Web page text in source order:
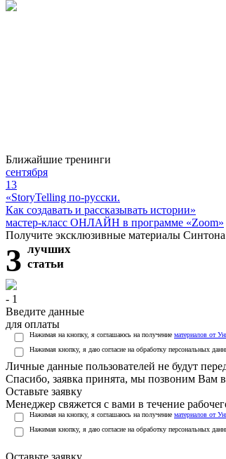
Ближайшие тренинги
сентября
13
«StoryTelling по-русски.
Как создавать и рассказывать истории»
мастер-класс ОНЛАЙН в программе «Zoom»
Получите эксклюзивные материалы Синтона
3 лучших
статьи
- 1
Введите данные
для оплаты
Нажимая на кнопку, я соглашаюсь на получение материалов от
Нажимая кнопку, я даю согласие на обработку персональных
Личные данные пользователей не будут
Спасибо, заявка принята, мы позвоним Вам
Оставьте заявку
Менеджер свяжется с вами в течение
Нажимая на кнопку, я соглашаюсь на получение материалов от
Нажимая кнопку, я даю согласие на обработку персональных
Оставьте заявку